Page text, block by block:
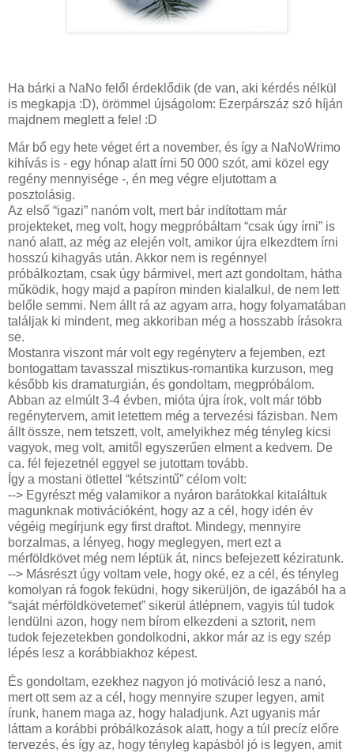
Ha bárki a NaNo felől érdeklődik (de van, aki kérdés nélkül
is megkapja :D), örömmel újságolom: Ezerpárszáz szó híján
majdnem meglett a fele! :D
Már bő egy hete véget ért a november, és így a NaNoWrimo
kihívás is - egy hónap alatt írni 50 000 szót, ami közel egy
regény mennyisége -, én meg végre eljutottam a
posztolásig.
Az első “igazi” nanóm volt, mert bár indítottam már
projekteket, meg volt, hogy megpróbáltam “csak úgy írni” is
nanó alatt, az még az elején volt, amikor újra elkezdtem írni
hosszú kihagyás után. Akkor nem is regénnyel
próbálkoztam, csak úgy bármivel, mert azt gondoltam, hátha
működik, hogy majd a papíron minden kialalkul, de nem lett
belőle semmi. Nem állt rá az agyam arra, hogy folyamatában
találjak ki mindent, meg akkoriban még a hosszabb írásokra
se.
Mostanra viszont már volt egy regényterv a fejemben, ezt
bontogattam tavasszal misztikus-romantika kurzuson, meg
később kis dramaturgián, és gondoltam, megpróbálom.
Abban az elmúlt 3-4 évben, mióta újra írok, volt már több
regénytervem, amit letettem még a tervezési fázisban. Nem
állt össze, nem tetszett, volt, amelyikhez még tényleg kicsi
vagyok, meg volt, amitől egyszerűen elment a kedvem. De
ca. fél fejezetnél eggyel se jutottam tovább.
Így a mostani ötlettel “kétszintű” célom volt:
--> Egyrészt még valamikor a nyáron barátokkal kitaláltuk
magunknak motivációként, hogy az a cél, hogy idén év
végéig megírjunk egy first draftot. Mindegy, mennyire
borzalmas, a lényeg, hogy meglegyen, mert ezt a
mérföldkövet még nem léptük át, nincs befejezett kéziratunk.
--> Másrészt úgy voltam vele, hogy oké, ez a cél, és tényleg
komolyan rá fogok feküdni, hogy sikerüljön, de igazából ha a
“saját mérföldkövetemet” sikerül átlépnem, vagyis túl tudok
lendülni azon, hogy nem bírom elkezdeni a sztorit, nem
tudok fejezetekben gondolkodni, akkor már az is egy szép
lépés lesz a korábbiakhoz képest.
És gondoltam, ezekhez nagyon jó motiváció lesz a nanó,
mert ott sem az a cél, hogy mennyire szuper legyen, amit
írunk, hanem maga az, hogy haladjunk. Azt ugyanis már
láttam a korábbi próbálkozások alatt, hogy a túl precíz előre
tervezés, és így az, hogy tényleg kapásból jó is legyen, amit